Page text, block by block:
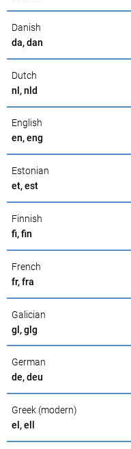
Danish
da, dan
Dutch
nl, nld
English
en, eng
Estonian
et, est
Finnish
fi, fin
French
fr, fra
Galician
gl, glg
German
de, deu
Greek (modern)
el, ell